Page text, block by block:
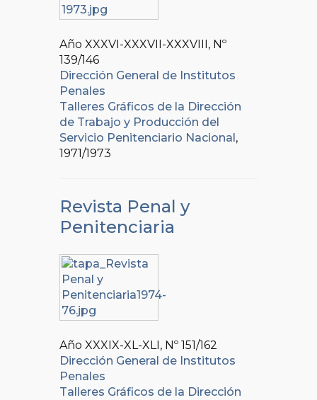
Año XXXVI-XXXVII-XXXVIII, Nº
139/146
Dirección General de Institutos
Penales
Talleres Gráficos de la Dirección
de Trabajo y Producción del
Servicio Penitenciario Nacional ,
1971/1973
Revista Penal y
Penitenciaria
Año XXXIX-XL-XLI, Nº 151/162
Dirección General de Institutos
Penales
Talleres Gráficos de la Dirección